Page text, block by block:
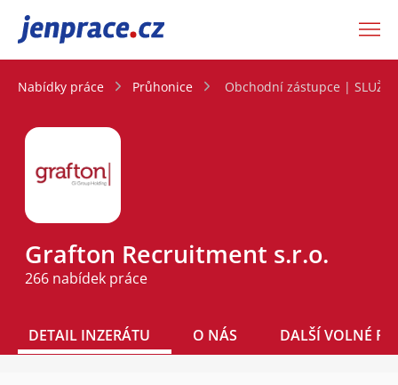
JenPráce.cz
Nabídky práce Průhonice Obchodní zástupce |
Grafton Recruitment s.r.o.
266 nabídek práce
DETAIL INZERÁTU O NÁS DALŠÍ VOLNÉ